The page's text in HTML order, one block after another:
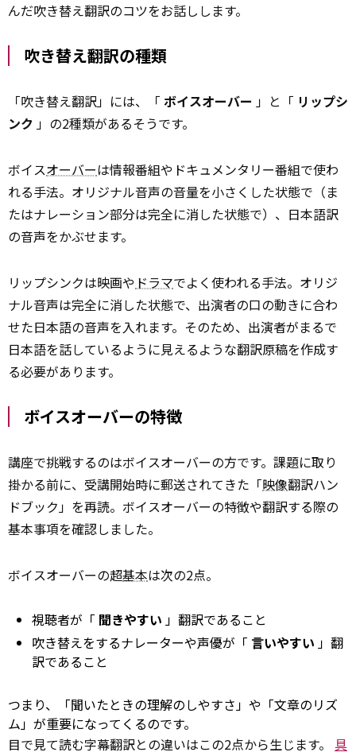
んだ吹き替え翻訳のコツをお話しします。
吹き替え翻訳の種類
「吹き替え翻訳」には、「 ボイスオーバー 」と「 リップシ
ンク 」の2種類があるそうです。
ボイスオーバーは情報番組やドキュメンタリー番組で使わ
れる手法。オリジナル音声の音量を小さくした状態で（ま
たはナレーション部分は完全に消した状態で）、日本語訳
の音声をかぶせます。
リップシンクは映画や ドラマでよく使われる手法。オリジ
ナル音声は完全に消した状態で、出演者の口の動きに合わ
せた日本語の音声を入れます。そのため、出演者がまるで
日本語を話しているように見えるような翻訳原稿を作成す
る必要があります。
ボイスオーバーの特徴
講座で挑戦するのはボイスオーバーの方です。課題に取り
掛かる前に、受講開始時に郵送されてきた「映像翻訳ハン
ドブック」を再読。ボイスオーバーの特徴や翻訳する際の
基本事項を確認しました。
ボイスオーバーの超基本は次の2点。
視聴者が「 聞きやすい 」翻訳であること
吹き替えをするナレーターや声優が「 言いやすい 」翻
訳であること
つまり、「聞いたときの理解のしやすさ」や「文章のリズ
ム」が重要になってくるのです。
目で見て読む字幕翻訳との違いはこの2点から生じます。 具